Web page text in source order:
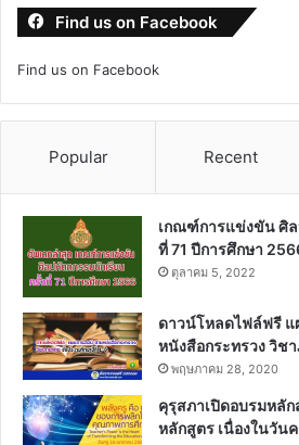
Find us on Facebook
Find us on Facebook
Popular Recent
เกณฑ์การแข่งขัน ศิล
ที่ 71 ปีการศึกษา
ตุลาคม 5, 2022
ดาวน์โหลดไฟล์ฟรี
หนังสือกระทรวง วิช
พฤษภาคม 28, 2020
คุรุสภาเปิดอบรมหลั
หลักสูตร เนื่องในวัน